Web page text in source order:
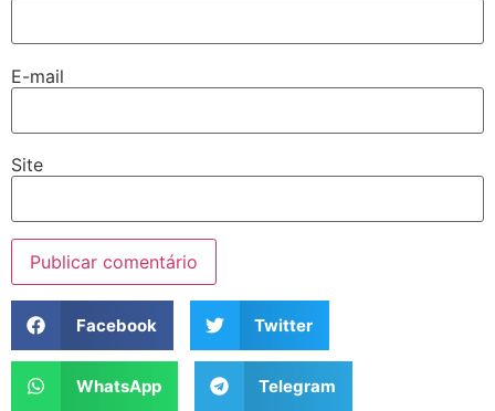
E-mail
Site
Facebook Twitter
WhatsApp Telegram